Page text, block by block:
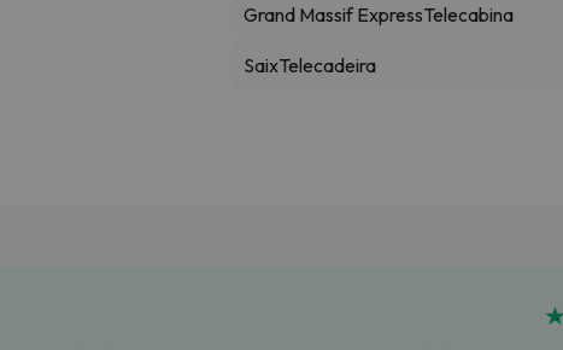
Grand Massif ExpressTelecabina
SaixTelecadeira